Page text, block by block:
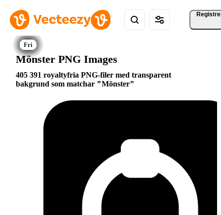
Mönster PNG Images
405 391 royaltyfria PNG-filer med transparent
bakgrund som matchar
Mönster